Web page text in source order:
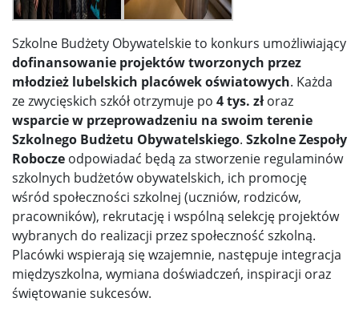
Szkolne Budżety Obywatelskie to konkurs umożliwiający
dofinansowanie projektów tworzonych przez
młodzież lubelskich placówek oświatowych. Każda
ze zwycięskich szkół otrzymuje po 4 tys. zł oraz
wsparcie w przeprowadzeniu na swoim terenie
Szkolnego Budżetu Obywatelskiego. Szkolne Zespoły
Robocze odpowiadać będą za stworzenie regulaminów
szkolnych budżetów obywatelskich, ich promocję
wśród społeczności szkolnej (uczniów, rodziców,
pracowników), rekrutację i wspólną selekcję projektów
wybranych do realizacji przez społeczność szkolną.
Placówki wspierają się wzajemnie, następuje integracja
międzyszkolna, wymiana doświadczeń, inspiracji oraz
świętowanie sukcesów.